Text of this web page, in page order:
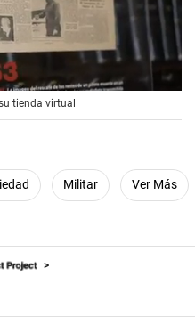
tienda virtual
Militar Ver Más